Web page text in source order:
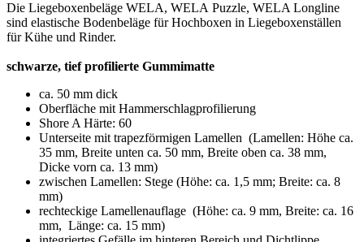
Die Liegeboxenbeläge WELA, WELA Puzzle, WELA Longline
sind elastische Bodenbeläge für Hochboxen in Liegeboxenställen
für Kühe und Rinder.
schwarze, tief profilierte Gummimatte
ca. 50 mm dick
Oberfläche mit Hammerschlagprofilierung
Shore A Härte: 60
Unterseite mit trapezförmigen Lamellen (Lamellen: Höhe ca.
35 mm, Breite unten ca. 50 mm, Breite oben ca. 38 mm,
Dicke vorn ca. 13 mm)
zwischen Lamellen: Stege (Höhe: ca. 1,5 mm; Breite: ca. 8
mm)
rechteckige Lamellenauflage (Höhe: ca. 9 mm, Breite: ca. 16
mm, Länge: ca. 15 mm)